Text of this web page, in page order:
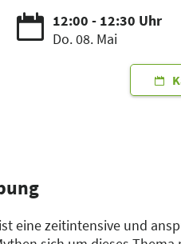
12:00 - 12:30 Uhr
Do. 08. Mai
eine zeitintensive und